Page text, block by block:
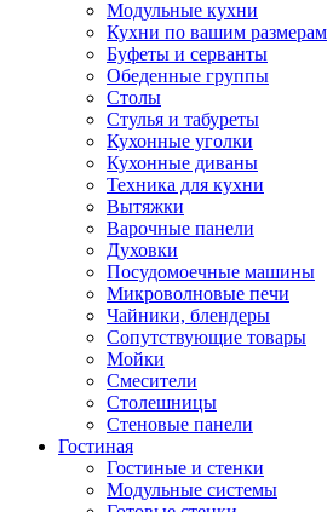
Модульные кухни
Кухни по вашим размерам
Буфеты и серванты
Обеденные группы
Столы
Стулья и табуреты
Кухонные уголки
Кухонные диваны
Техника для кухни
Вытяжки
Варочные панели
Духовки
Посудомоечные машины
Микроволновые печи
Чайники, блендеры
Сопутствующие товары
Мойки
Смесители
Столешницы
Стеновые панели
Гостиная
Гостиные и стенки
Модульные системы